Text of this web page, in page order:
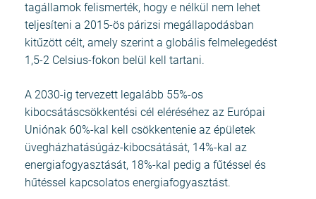
tagállamok felismerték, hogy e nélkül nem lehet
teljesíteni a 2015-ös párizsi megállapodásban
kitűzött célt, amely szerint a globális felmelegedést
1,5-2 Celsius-fokon belül kell tartani.
A 2030-ig tervezett legalább 55%-os
kibocsátáscsökkentési cél eléréséhez az Európai
Uniónak 60%-kal kell csökkentenie az épületek
üvegházhatásúgáz-kibocsátását, 14%-kal az
energiafogyasztását, 18%-kal pedig a fűtéssel és
hűtéssel kapcsolatos energiafogyasztást.